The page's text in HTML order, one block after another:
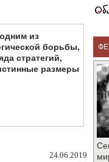
из
борьбы,
стратегий,
размеры
24.06.2019